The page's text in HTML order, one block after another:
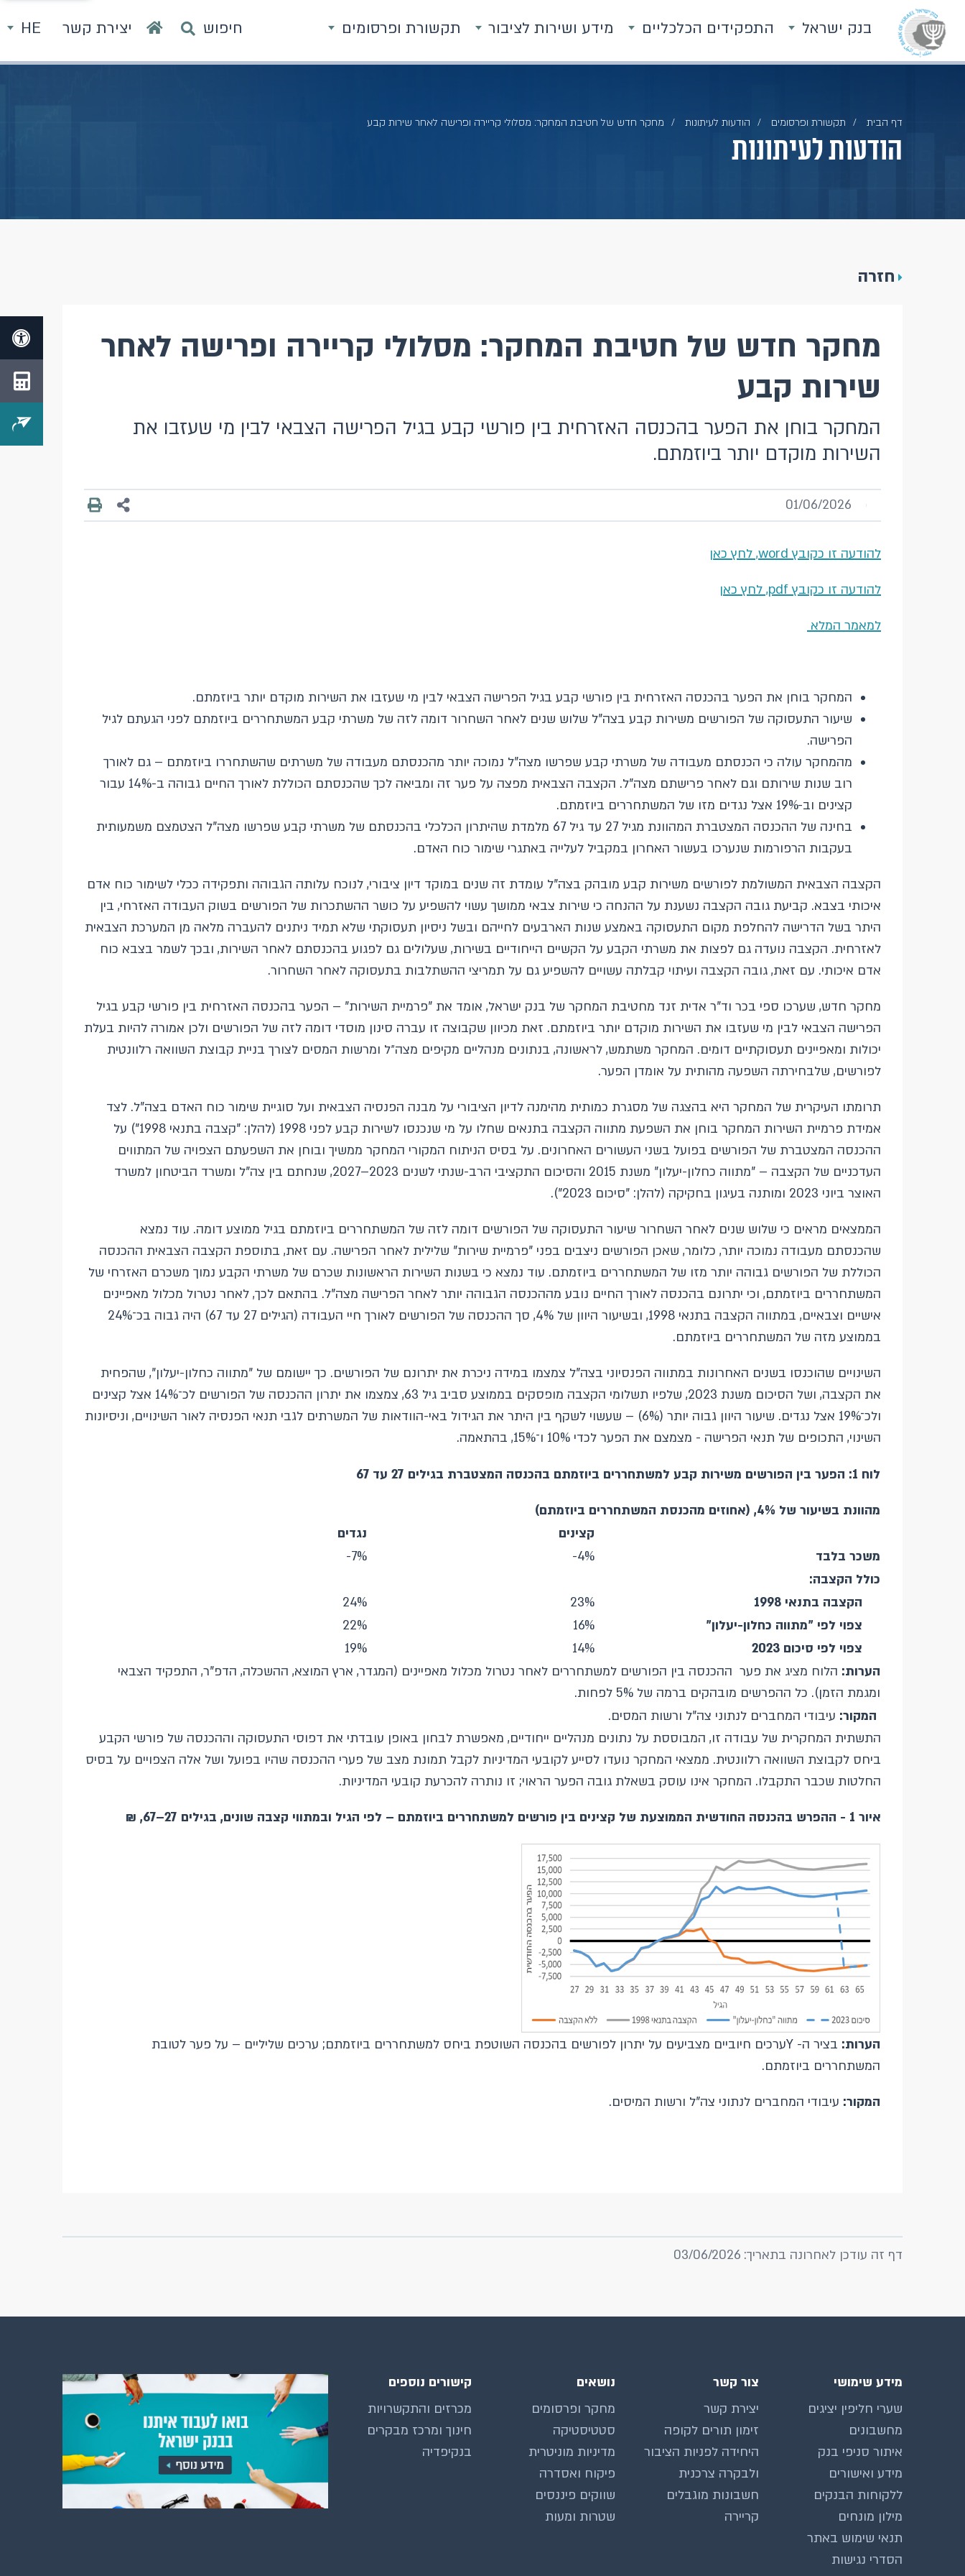
בנק ישראל התפקידים הכלכליים מידע ושירות לציבור תקשורת ופרסומים חיפוש יצירת קשר HE
דף הבית תקשורת ופרסומים הודעות לעיתונות מחקר חדש של חטיבת המחקר: מסלולי קריירה ופרישה לאחר שירות קבע
הודעות לעיתונות
חזרה
מחקר חדש של חטיבת המחקר: מסלולי קריירה ופרישה לאחר
שירות קבע
המחקר בוחן את הפער בהכנסה האזרחית בין פורשי קבע בגיל הפרישה הצבאי לבין מי שעזבו את
השירות מוקדם יותר ביוזמתם.
01/06/2026
להודעה זו כקובץ word, לחץ כאן
להודעה זו כקובץ pdf, לחץ כאן
למאמר המלא
המחקר בוחן את הפער בהכנסה האזרחית בין פורשי קבע בגיל הפרישה הצבאי לבין מי שעזבו את השירות מוקדם יותר ביוזמתם.
שיעור התעסוקה של הפורשים משירות קבע בצה"ל שלוש שנים לאחר השחרור דומה לזה של משרתי קבע המשתחררים ביוזמתם לפני הגעתם לגיל
הפרישה.
מהמחקר עולה כי הכנסתם מעבודה של משרתי קבע שפרשו מצה"ל נמוכה יותר מהכנסתם מעבודה של משרתים שהשתחררו ביוזמתם – גם לאורך
רוב שנות שירותם וגם לאחר פרישתם מצה"ל. הקצבה הצבאית מפצה על פער זה ומביאה לכך שהכנסתם הכוללת לאורך החיים גבוהה ב-14% עבור
קצינים וב-19% אצל נגדים מזו של המשתחררים ביוזמתם.
בחינה של ההכנסה המצטברת המהוונת מגיל 27 עד גיל 67 מלמדת שהיתרון הכלכלי בהכנסתם של משרתי קבע שפרשו מצה"ל הצטמצם משמעותית
בעקבות הרפורמות שנערכו בעשור האחרון במקביל לעלייה באתגרי שימור כוח האדם.
הקצבה הצבאית המשולמת לפורשים משירות קבע מובהק בצה"ל עומדת זה שנים במוקד דיון ציבורי, לנוכח עלותה הגבוהה ותפקידה ככלי לשימור כוח אדם
איכותי בצבא. קביעת גובה הקצבה נשענת על ההנחה כי שירות צבאי ממושך עשוי להשפיע על כושר ההשתכרות של הפורשים בשוק העבודה האזרחי, בין
היתר בשל הדרישה להחלפת מקום התעסוקה באמצע שנות הארבעים לחייהם ובשל ניסיון תעסוקתי שלא תמיד ניתנים להעברה מלאה מן המערכת הצבאית
לאזרחית. הקצבה נועדה גם לפצות את משרתי הקבע על הקשיים הייחודיים בשירות, שעלולים גם לפגוע בהכנסתם לאחר השירות, ובכך לשמר בצבא כוח
אדם איכותי. עם זאת, גובה הקצבה ועיתוי קבלתה עשויים להשפיע גם על תמריצי ההשתלבות בתעסוקה לאחר השחרור.
מחקר חדש, שערכו ספי בכר וד"ר אדית זנד מחטיבת המחקר של בנק ישראל, אומד את "פרמיית השירות" – הפער בהכנסה האזרחית בין פורשי קבע בגיל
הפרישה הצבאי לבין מי שעזבו את השירות מוקדם יותר ביוזמתם. זאת מכיוון שקבוצה זו עברה סינון מוסדי דומה לזה של הפורשים ולכן אמורה להיות בעלת
יכולות ומאפיינים תעסוקתיים דומים. המחקר משתמש, לראשונה, בנתונים מנהליים מקיפים מצה״ל ומרשות המסים לצורך בניית קבוצת השוואה רלוונטית
לפורשים, שלבחירתה השפעה מהותית על אומדן הפער.
תרומתו העיקרית של המחקר היא בהצגה של מסגרת כמותית מהימנה לדיון הציבורי על מבנה הפנסיה הצבאית ועל סוגיית שימור כוח האדם בצה"ל. לצד
אמידת פרמיית השירות המחקר בוחן את השפעת מתווה הקצבה בתנאים שחלו על מי שנכנסו לשירות קבע לפני 1998 (להלן: "קצבה בתנאי 1998") על
ההכנסה המצטברת של הפורשים בפועל בשני העשורים האחרונים. על בסיס הניתוח המקורי המחקר ממשיך ובוחן את השפעתם הצפויה של המתווים
העדכניים של הקצבה – "מתווה כחלון-יעלון" משנת 2015 והסיכום התקציבי הרב-שנתי לשנים 2023–2027, שנחתם בין צה"ל ומשרד הביטחון למשרד
האוצר ביוני 2023 ומותנה בעיגון בחקיקה (להלן: "סיכום 2023").
הממצאים מראים כי שלוש שנים לאחר השחרור שיעור התעסוקה של הפורשים דומה לזה של המשתחררים ביוזמתם בגיל ממוצע דומה. עוד נמצא
שהכנסתם מעבודה נמוכה יותר, כלומר, שאכן הפורשים ניצבים בפני "פרמיית שירות" שלילית לאחר הפרישה. עם זאת, בתוספת הקצבה הצבאית ההכנסה
הכוללת של הפורשים גבוהה יותר מזו של המשתחררים ביוזמתם. עוד נמצא כי בשנות השירות הראשונות שכרם של משרתי הקבע נמוך משכרם האזרחי של
המשתחררים ביוזמתם, וכי יתרונם בהכנסה לאורך החיים נובע מההכנסה הגבוהה יותר לאחר הפרישה מצה"ל. בהתאם לכך, לאחר נטרול מכלול מאפיינים
אישיים וצבאיים, במתווה הקצבה בתנאי 1998, ובשיעור היוון של 4%, סך ההכנסה של הפורשים לאורך חיי העבודה (הגילים 27 עד 67) היה גבוה בכ־24%
בממוצע מזה של המשתחררים ביוזמתם.
השינויים שהוכנסו בשנים האחרונות במתווה הפנסיוני בצה"ל צמצמו במידה ניכרת את יתרונם של הפורשים. כך יישומם של "מתווה כחלון-יעלון", שהפחית
את הקצבה, ושל הסיכום משנת 2023, שלפיו תשלומי הקצבה מופסקים בממוצע סביב גיל 63, צמצמו את יתרון ההכנסה של הפורשים לכ־14% אצל קצינים
ולכ־19% אצל נגדים. שיעור היוון גבוה יותר (6%) – שעשוי לשקף בין היתר את הגידול באי-הוודאות של המשרתים לגבי תנאי הפנסיה לאור השינויים, וניסיונות
השינוי, התכופים של תנאי הפרישה - מצמצם את הפער לכדי 10% ו־15%, בהתאמה.
לוח 1: הפער בין הפורשים משירות קבע למשתחררים ביוזמתם בהכנסה המצטברת בגילים 27 עד 67
מהוונת בשיעור של 4%, (אחוזים מהכנסת המשתחררים ביוזמתם)
קצינים
נגדים
משכר בלבד
4%-
7%-
כולל הקצבה:
הקצבה בתנאי 1998
23%
24%
צפוי לפי "מתווה כחלון-יעלון"
16%
22%
צפוי לפי סיכום 2023
14%
19%
הערות: הלוח מציג את פער ההכנסה בין הפורשים למשתחררים לאחר נטרול מכלול מאפיינים (המגדר, ארץ המוצא, ההשכלה, הדפ"ר, התפקיד הצבאי
ומגמת הזמן). כל ההפרשים מובהקים ברמה של 5% לפחות.
המקור: עיבודי המחברים לנתוני צה"ל ורשות המסים.
התשתית המחקרית של עבודה זו, המבוססת על נתונים מנהליים ייחודיים, מאפשרת לבחון באופן עובדתי את דפוסי התעסוקה וההכנסה של פורשי הקבע
ביחס לקבוצת השוואה רלוונטית. ממצאי המחקר נועדו לסייע לקובעי המדיניות לקבל תמונת מצב של פערי ההכנסה שהיו בפועל ושל אלה הצפויים על בסיס
החלטות שכבר התקבלו. המחקר אינו עוסק בשאלת גובה הפער הראוי; זו נותרה להכרעת קובעי המדיניות.
איור 1 - ההפרש בהכנסה החודשית הממוצעת של קצינים בין פורשים למשתחררים ביוזמתם – לפי הגיל ובמתווי קצבה שונים, בגילים 27–67, ₪
הערות:
בציר ה- Yערכים חיוביים מצביעים על יתרון לפורשים בהכנסה השוטפת ביחס למשתחררים ביוזמתם; ערכים שליליים – על פער לטובת
המשתחררים ביוזמתם.
המקור: עיבודי המחברים לנתוני צה"ל ורשות המיסים.
דף זה עודכן לאחרונה בתאריך: 03/06/2026
מידע שימושי
שערי חליפין יציגים
מחשבונים
איתור סניפי בנק
מידע ואישורים
ללקוחות הבנקים
מילון מונחים
תנאי שימוש באתר
הסדרי נגישות
צור קשר
יצירת קשר
זימון תורים לקופה
היחידה לפניות הציבור
ולבקרה צרכנית
חשבונות מוגבלים
קריירה
נושאים
מחקר ופרסומים
סטטיסטיקה
מדיניות מוניטרית
פיקוח ואסדרה
שווקים פיננסים
שטרות ומעות
קישורים נוספים
מכרזים והתקשרויות
חינוך ומרכז מבקרים
בנקיפדיה